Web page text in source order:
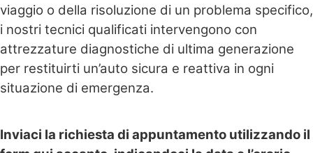
viaggio o della risoluzione di un problema specifico,
i nostri tecnici qualificati intervengono con
attrezzature diagnostiche di ultima generazione
per restituirti un’auto sicura e reattiva in ogni
situazione di emergenza.
Inviaci la richiesta di appuntamento utilizzando il